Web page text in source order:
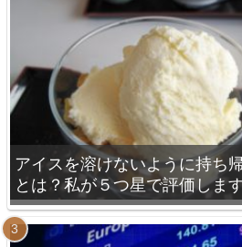
アイスを溶けないように持ち
とは？私が５つ星で評価します